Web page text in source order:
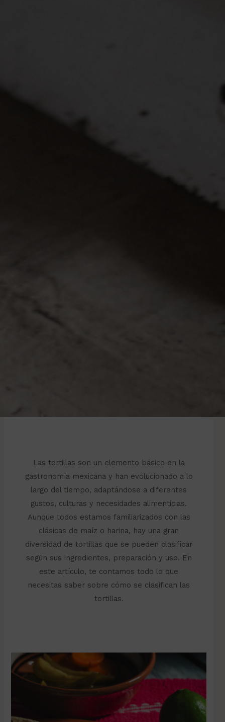
Las tortillas son un elemento básico en la
gastronomía mexicana y han evolucionado a lo
largo del tiempo, adaptándose a diferentes
gustos, culturas y necesidades alimenticias.
Aunque todos estamos familiarizados con las
clásicas de maíz o harina, hay una gran
diversidad de tortillas que se pueden clasificar
según sus ingredientes, preparación y uso. En
este artículo, te contamos todo lo que
necesitas saber sobre cómo se clasifican las
tortillas.